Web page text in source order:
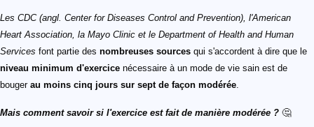
Les CDC (angl. Center for Diseases Control and Prevention), l'American
Heart Association, la Mayo Clinic et le Department of Health and Human
Services font partie des nombreuses sources qui s'accordent à dire que le
niveau minimum d'exercice nécessaire à un mode de vie sain est de
bouger au moins cinq jours sur sept de façon modérée.
Mais comment savoir si l'exercice est fait de manière modérée ? 🤔